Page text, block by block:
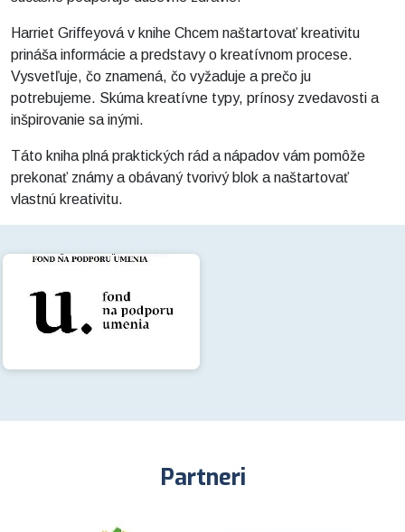
Harriet Griffeyová v knihe Chcem naštartovať kreativitu
prináša informácie a predstavy o kreatívnom procese.
Vysvetľuje, čo znamená, čo vyžaduje a prečo ju
potrebujeme. Skúma kreatívne typy, prínosy zvedavosti a
inšpirovanie sa inými.
Táto kniha plná praktických rád a nápadov vám pomôže
prekonať známy a obávaný tvorivý blok a naštartovať
vlastnú kreativitu.
Partneri